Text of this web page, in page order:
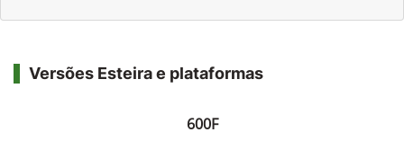
Versões Esteira e plataformas
600F